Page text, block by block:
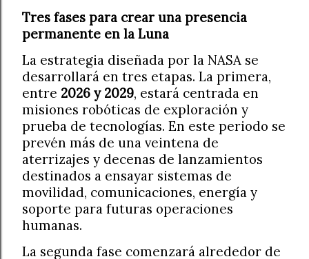
Tres fases para crear una presencia
permanente en la Luna
La estrategia diseñada por la NASA se
desarrollará en tres etapas. La primera,
entre 2026 y 2029, estará centrada en
misiones robóticas de exploración y
prueba de tecnologías. En este periodo se
prevén más de una veintena de
aterrizajes y decenas de lanzamientos
destinados a ensayar sistemas de
movilidad, comunicaciones, energía y
soporte para futuras operaciones
humanas.
La segunda fase comenzará alrededor de